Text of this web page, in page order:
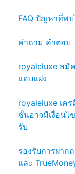
FAQ ปัญหาที่พบ
คำถาม คำตอบ
royaleluxe สมั
แอบแฝง
royaleluxe เค
ชั่นอาจมีเงื่อนไ
รับ
รองรับการฝาก
และ